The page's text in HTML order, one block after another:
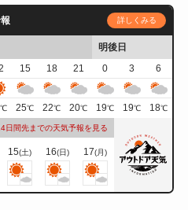
詳しくみる
明後日
15 18 21 0 3
6
℃ 25℃ 22℃ 20℃ 19℃ 19℃ 18℃
日間先までの天気予報を見る
15(土) 16(日) 17(月)